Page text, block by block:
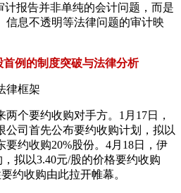
计报告并非单纯的会计问题，而是
信息不透明等法律问题的审计映
例的制度突破与法律分析
律框架
个要约收购对手方。1月17日，
公司首先公布要约收购计划，拟以
要约收购20%股份。4月18日，伊
拟以3.40元/股的价格要约收购
约收购由此拉开帷幕。